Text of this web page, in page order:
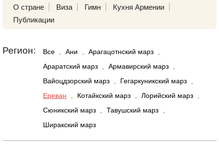
О стране
Виза Гимн
Кухня Армении
Публикации
Регион: Все Ани Арагацотнский марз
Араратский марз
Армавирский марз
Вайоцдзорский марз
Гегаркуникский марз
Ереван
Котайкский марз Лорийский марз
Сюникский марз
Тавушский марз
Ширакский марз